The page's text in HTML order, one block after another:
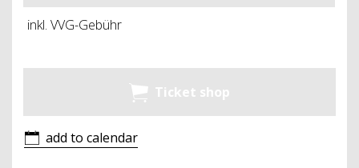
inkl. VVG-Gebühr
Ticket shop
add to calendar